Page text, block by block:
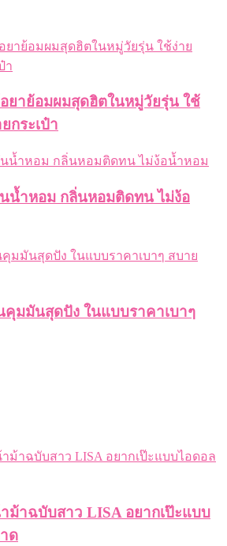
ยาย้อมผมสุดฮิตในหมู่วัยรุ่น ใช้
กระเป๋า
น้ำหอม กลิ่นหอมติดทน ไม่ง้อ
คุมมันสุดปัง ในแบบราคาเบาๆ
ม้าฉบับสาว LISA อยากเป๊ะแบบ
ด